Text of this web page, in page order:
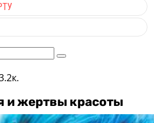
и жертвы красоты